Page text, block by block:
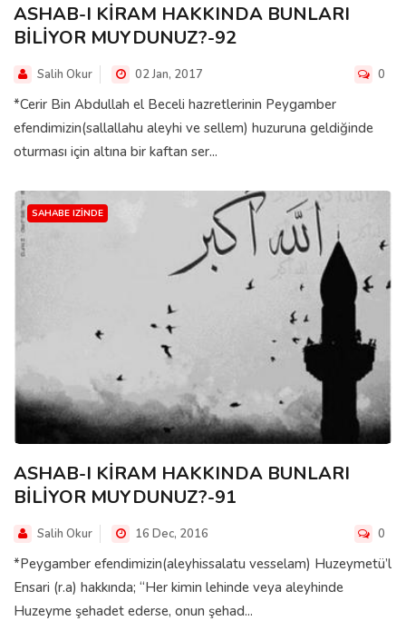
ASHAB-I KİRAM HAKKINDA BUNLARI
BİLİYOR MUYDUNUZ?-92
Salih Okur 02 Jan, 2017 0
*Cerir Bin Abdullah el Beceli hazretlerinin Peygamber
efendimizin(sallallahu aleyhi ve sellem) huzuruna geldiğinde
oturması için altına bir kaftan ser...
SAHABE IZINDE
ASHAB-I KİRAM HAKKINDA BUNLARI
BİLİYOR MUYDUNUZ?-91
Salih Okur 16 Dec, 2016 0
*Peygamber efendimizin(aleyhissalatu vesselam) Huzeymetü’l
Ensari (r.a) hakkında; “Her kimin lehinde veya aleyhinde
Huzeyme şehadet ederse, onun şehad...